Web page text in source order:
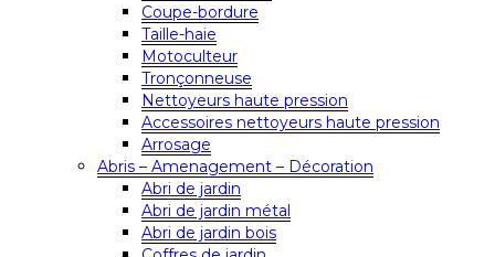
Coupe-bordure
Taille-haie
Motoculteur
Tronçonneuse
Nettoyeurs haute pression
Accessoires nettoyeurs haute pression
Arrosage
Abris – Amenagement – Décoration
Abri de jardin
Abri de jardin métal
Abri de jardin bois